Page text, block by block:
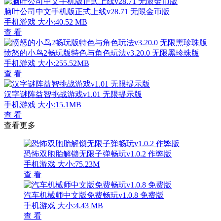
脑叶公司中文手机版正式上线v28.71 无限金币版
手机游戏 大小:40.52 MB
查 看
愤怒的小鸟2畅玩版特色与角色玩法v3.20.0 无限黑珍珠版
手机游戏 大小:255.52MB
查 看
汉字谜阵益智挑战游戏v1.01 无限提示版
手机游戏 大小:15.1MB
查 看
查看更多
恐怖双胞胎解锁无限子弹畅玩v1.0.2 作弊版
手机游戏 大小:75.23M
查 看
汽车机械师中文版免费畅玩v1.0.8 免费版
手机游戏 大小:4.43 MB
查 看